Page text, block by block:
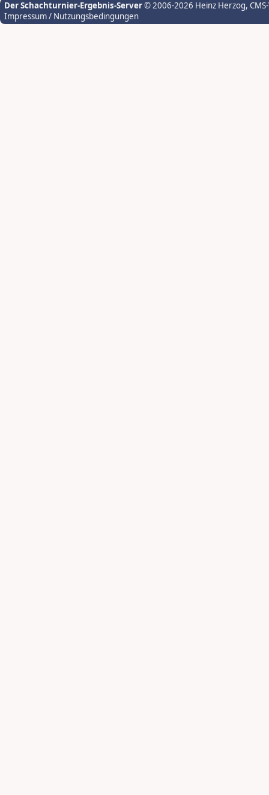
Der Schachturnier-Ergebnis-Server© 2006-2026 Heinz Herzog,
Impressum / Nutzungsbedingungen